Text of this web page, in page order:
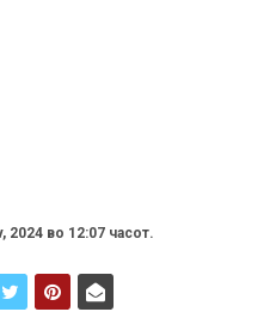
2024 во 12:07 часот.